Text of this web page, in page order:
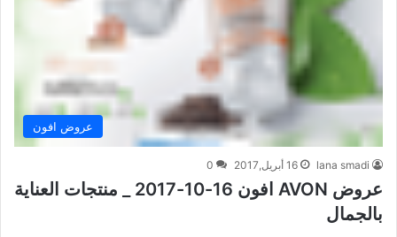
عروض افون
lana smadi 16 أبريل,2017 0
عروض AVON افون 16-10-2017 _ منتجات العناية
بالجمال